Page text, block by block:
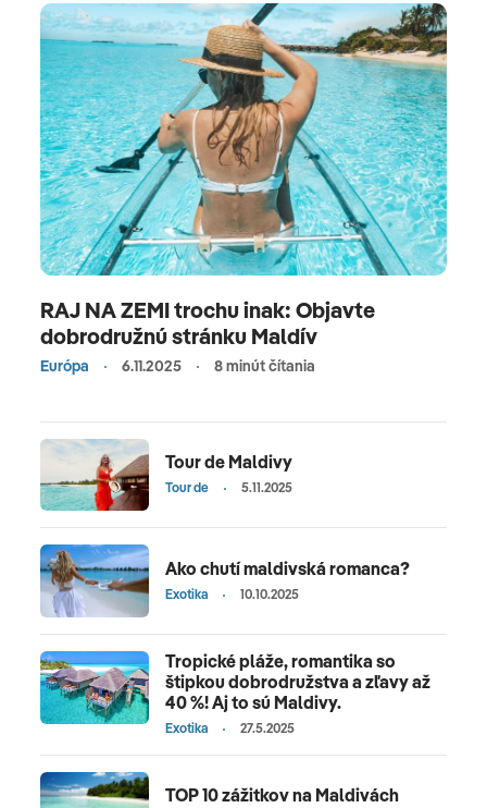
RAJ NA ZEMI trochu inak: Objavte
dobrodružnú stránku Maldív
Európa 6.11.2025 8 minút čítania
Tour de Maldivy
Tour de 5.11.2025
Ako chutí maldivská romanca?
Exotika 10.10.2025
Tropické pláže, romantika so
štipkou dobrodružstva a zľavy až
40 %! Aj to sú Maldivy.
Exotika 27.5.2025
TOP 10 zážitkov na Maldivách